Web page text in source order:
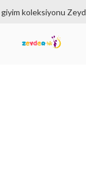
koleksiyonu